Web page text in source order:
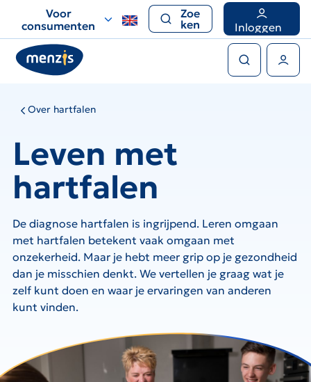
voor
snelle
navigatie
Voor
consumenten
Zoe
ken
Inloggen
Over hartfalen
Leven met
hartfalen
De diagnose hartfalen is ingrijpend. Leren omgaan
met hartfalen betekent vaak omgaan met
onzekerheid. Maar je hebt meer grip op je gezondheid
dan je misschien denkt. We vertellen je graag wat je
zelf kunt doen en waar je ervaringen van anderen
kunt vinden.